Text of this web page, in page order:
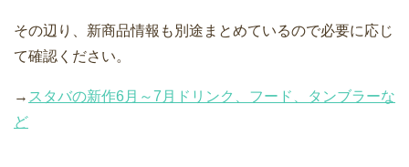
その辺り、新商品情報も別途まとめているので必要に応じ
て確認ください。
→ スタバの新作6月～7月ドリンク、フード、タンブラーな
ど